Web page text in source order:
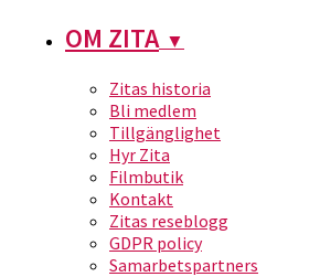
OM ZITA▼
Zitas historia
Bli medlem
Tillgänglighet
Hyr Zita
Filmbutik
Kontakt
Zitas reseblogg
GDPR policy
Samarbetspartners